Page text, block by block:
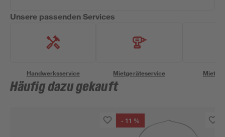
Unsere passenden Services
Handwerksservice Mietgeräteservice
Häufig dazu gekauft
- 11 %